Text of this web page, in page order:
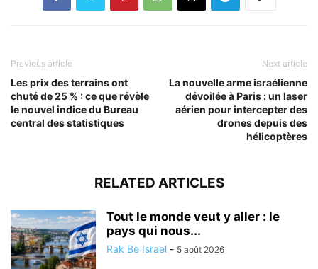
Previous article
Les prix des terrains ont
chuté de 25 % : ce que révèle
le nouvel indice du Bureau
central des statistiques
Next article
La nouvelle arme israélienne
dévoilée à Paris : un laser
aérien pour intercepter des
drones depuis des
hélicoptères
RELATED ARTICLES
Tout le monde veut y aller : le
pays qui nous...
Rak Be Israel - 5 août 2026